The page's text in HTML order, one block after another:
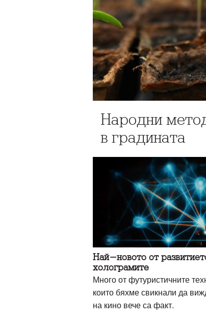
Народни
в градината
Най-новото от
холограмите
Много от футуристичните
които бяхме свикнали да
на кино вече са факт.